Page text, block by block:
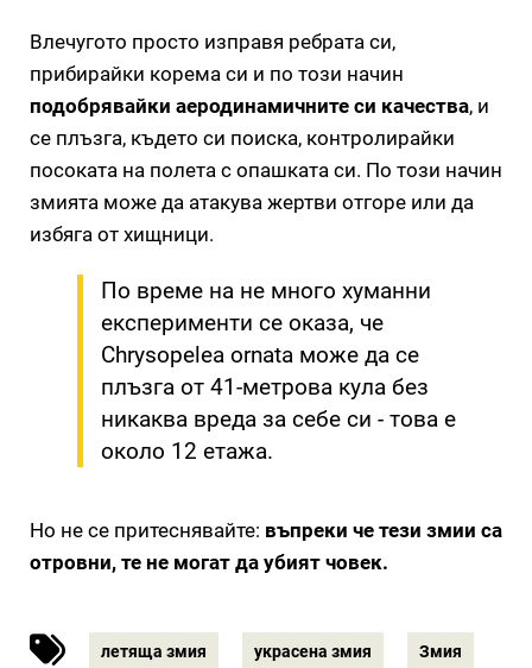
Влечугото просто изправя ребрата си,
прибирайки корема си и по този начин
подобрявайки аеродинамичните си качества, и
се плъзга, където си поиска, контролирайки
посоката на полета с опашката си. По този начин
змията може да атакува жертви отгоре или да
избяга от хищници.
По време на не много хуманни
експерименти се оказа, че
Chrysopelea ornata може да се
плъзга от 41-метрова кула без
никаква вреда за себе си - това е
около 12 етажа.
Но не се притеснявайте: въпреки че тези змии са
отровни, те не могат да убият човек.
летяща змия украсена змия Змия